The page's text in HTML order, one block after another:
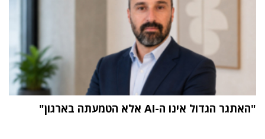
"האתגר הגדול אינו ה-AI אלא הטמעתה בארגון"